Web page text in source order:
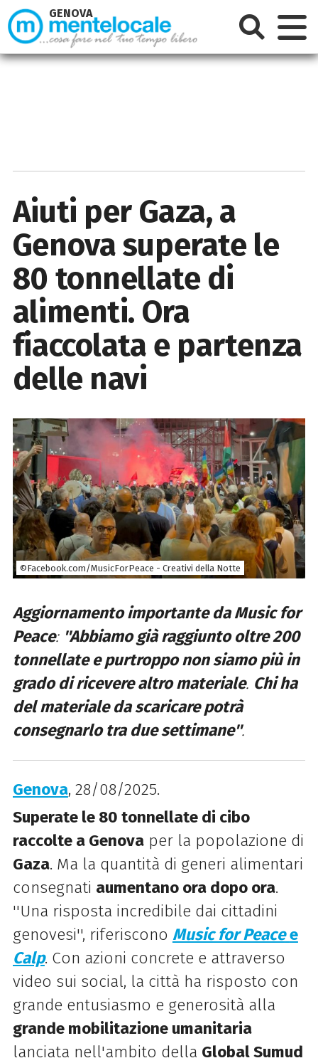
Aiuti per Gaza, a
Genova superate le
80 tonnellate di
alimenti. Ora
fiaccolata e partenza
delle navi
©Facebook.com/MusicForPeace - Creativi della Notte
Aggiornamento importante da Music for
Peace: ''Abbiamo già raggiunto oltre 200
tonnellate e purtroppo non siamo più in
grado di ricevere altro materiale. Chi ha
del materiale da scaricare potrà
consegnarlo tra due settimane''.
Genova, 28/08/2025.
Superate le 80 tonnellate di cibo
raccolte a Genovaper la popolazione di
Gaza. Ma la quantità di generi alimentari
consegnati aumentano ora dopo ora.
''Una risposta incredibile dai cittadini
genovesi'', riferiscono Music for Peace e
Calp. Con azioni concrete e attraverso
video sui social, la città ha risposto con
grande entusiasmo e generosità alla
grande mobilitazione umanitaria
lanciata nell'ambito della Global Sumud
GENOVA